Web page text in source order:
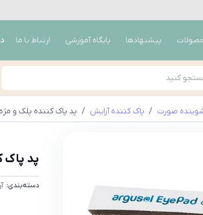
پیشنهادها پایگاه آموزشی ارتباط با ما
صورت / پاک کننده آرایش / پد پاک کننده پلک و
پد پاک
دسته‌بندی: